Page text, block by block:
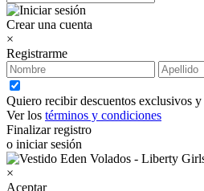
Crear una cuenta
×
Registrarme
Quiero recibir descuentos exclusivos
Ver los términos y condiciones
Finalizar registro
o iniciar sesión
×
Aceptar